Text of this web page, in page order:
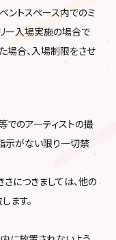
ントスペース内でのミ
ー入場実施の場合で
場合、入場制限をさせ
でのアーティストの撮
示がない限り一切禁
につきましては、他の
ます。